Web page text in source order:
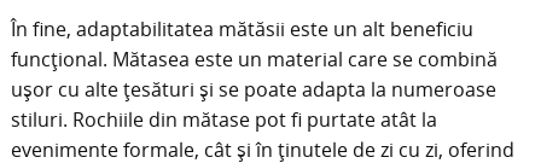
În fine, adaptabilitatea mătăsii este un alt beneficiu
funcțional. Mătasea este un material care se combină
ușor cu alte țesături și se poate adapta la numeroase
stiluri. Rochiile din mătase pot fi purtate atât la
evenimente formale, cât și în ținutele de zi cu zi, oferind